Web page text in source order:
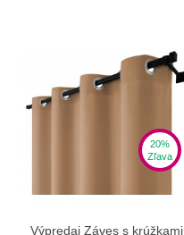
20%
Zľava
Výpredaj Záves s krúžkami